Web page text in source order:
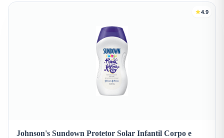
4.9
Johnson's Sundown Protetor Solar Infantil Corpo e